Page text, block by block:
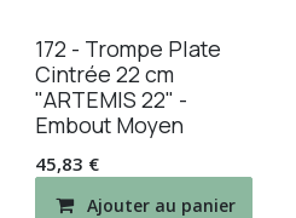
172 - Trompe Plate
Cintrée 22 cm
"ARTEMIS 22" -
Embout Moyen
45,83 €
Ajouter au panier